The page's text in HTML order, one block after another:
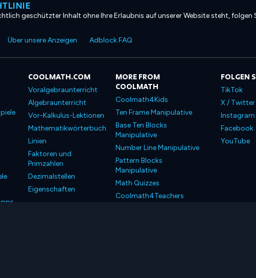
geschützter Inhalt ohne Ihre Erlaubnis auf unserer Website steht, folgen
Über unsere Anzeigen Adblock FAQ
COOLMATH.COM
Voralgebraunterricht
Algebraunterricht
Vor-Kalkulus-Lektionen
Mathematikwörterbuch
Linien
Faktoren und
Primzahlen
Dezimalstellen
Eigenschaften
MORE FROM
COOLMATH
Coolmath4Kids
Ten Frame Manipulative
Base Ten Blocks
Manipulative
Number Line Manipulative
Pattern Blocks
Manipulative
Math Quizzes
Coolmath4Teachers
FOLGEN
TikTok
X / Twitter
Instagram
Facebook
YouTube